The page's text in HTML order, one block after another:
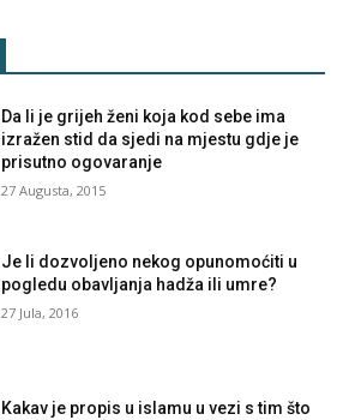
Da li je grijeh ženi koja kod sebe ima
izražen stid da sjedi na mjestu gdje je
prisutno ogovaranje
27 Augusta, 2015
Je li dozvoljeno nekog opunomoćiti u
pogledu obavljanja hadža ili umre?
27 Jula, 2016
Kakav je propis u islamu u vezi s tim što